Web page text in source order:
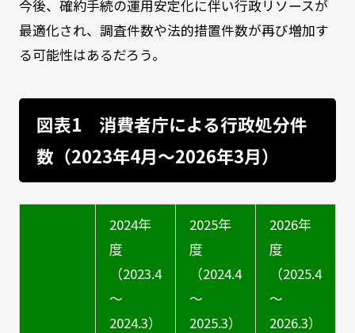
今後、確約手続の運用安定化に伴い行政リソースが
最適化され、調査件数や法的措置件数が再び増加す
る可能性はあるだろう。
図表1 消費者庁による行政処分件
数（2023年4月～2026年3月）
2024年
度
（2023.4
～
2024.3）
2025年
度
（2024.4
～
2025.3）
2026年
度
（2025.4
～
2026.3）